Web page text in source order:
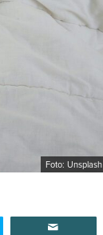
Foto: Unsplash